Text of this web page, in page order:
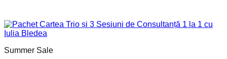
Summer Sale